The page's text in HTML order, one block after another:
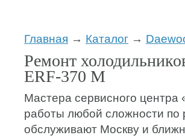
Главная → Каталог →
Ремонт
ERF-370 M
Мастера сервисного
работы любой сложности по
обслуживают Москву и